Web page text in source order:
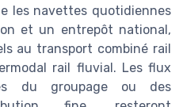
les navettes quotidiennes
et un entrepôt national,
au transport combiné rail
rail fluvial. Les flux
du groupage ou des